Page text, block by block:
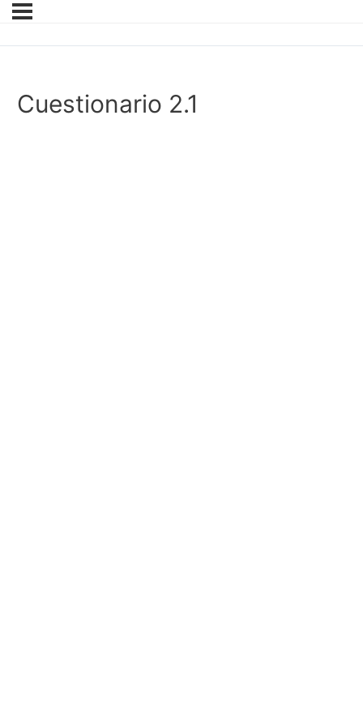
Cuestionario 2.1